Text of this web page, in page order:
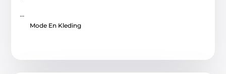
...
Mode En Kleding